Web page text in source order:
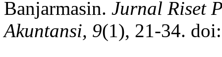
Banjarmasin. Jurnal Riset
Akuntansi, 9(1), 21-34.